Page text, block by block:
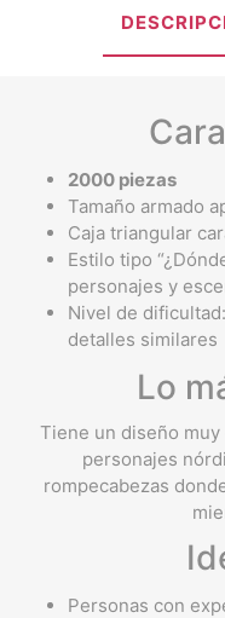
2000 piezas
Tamaño armado
Caja triangular
Estilo tipo
personajes y
Nivel de
detalles similares
Lo
Tiene un diseño
personajes
rompecabezas
Personas con